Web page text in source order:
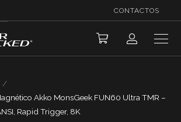
CONTACTOS
/
Akko MonsGeek FUN60 Ultra TMR –
Rapid Trigger, 8K